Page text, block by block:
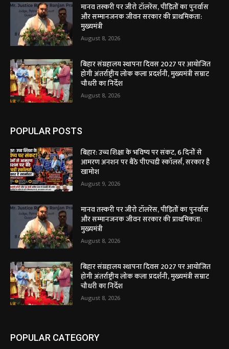
मानव तस्करी पर जीरो टॉलरेंस, पीड़ितों का पुनर्वास
और सम्मानजनक जीवन सरकार की प्राथमिकता:
मुख्यमंत्री
August 8, 2026
बिहार संग्रहालय स्थापना दिवस 2027 पर आयोजित
होगी अंतर्राष्ट्रीय लोक कला प्रदर्शनी, मुख्यमंत्री सम्राट
चौधरी का निर्देश
August 8, 2026
POPULAR POSTS
बिहार: उच्च शिक्षा के भविष्य पर संकट, 6 दिनों से
आमरण अनशन पर बैठे पीएचडी स्कॉलर्स, सरकार है
खामोश
August 9, 2026
मानव तस्करी पर जीरो टॉलरेंस, पीड़ितों का पुनर्वास
और सम्मानजनक जीवन सरकार की प्राथमिकता:
मुख्यमंत्री
August 8, 2026
बिहार संग्रहालय स्थापना दिवस 2027 पर आयोजित
होगी अंतर्राष्ट्रीय लोक कला प्रदर्शनी, मुख्यमंत्री सम्राट
चौधरी का निर्देश
August 8, 2026
POPULAR CATEGORY